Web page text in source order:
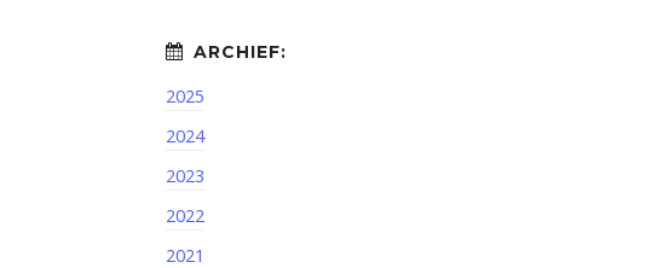
2025
2024
2023
2022
2021